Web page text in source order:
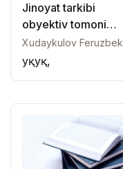
Jinoyat tarkibi
obyektiv tomoni
belgilari
Ҳуқуқ,